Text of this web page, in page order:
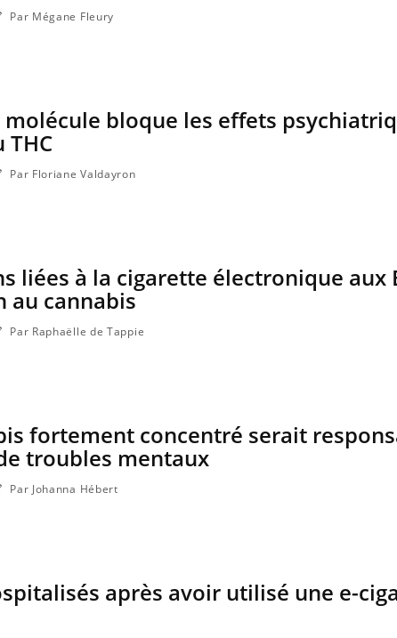
Par Mégane Fleury
molécule bloque les effets
THC
Par Floriane Valdayron
liées à la cigarette électronique aux
au cannabis
Par Raphaëlle de Tappie
fortement concentré serait
troubles mentaux
Par Johanna Hébert
après avoir utilisé une e-